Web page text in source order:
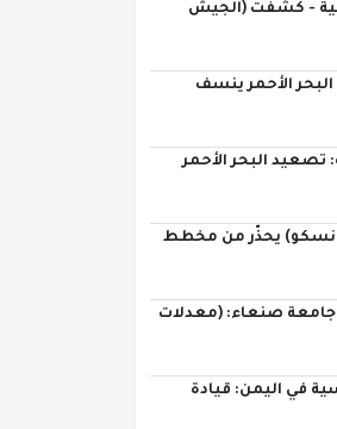
- كشفت (الجيش
الأحمر ينسف
تصعيد البحر الأحمر
يحذّر من مخطط
جامعة صنعاء: (معدلات
في اليمن: قيادة